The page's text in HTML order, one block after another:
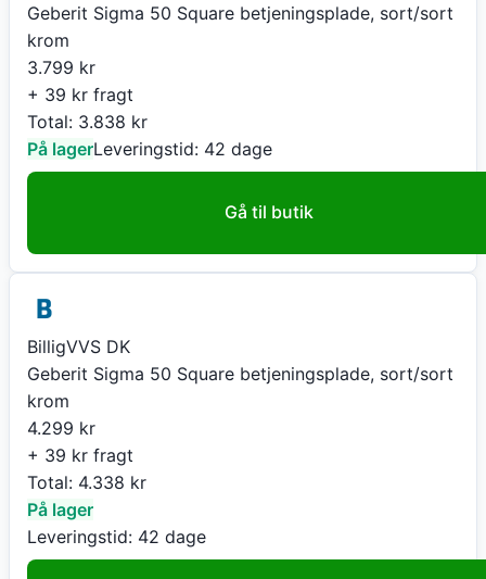
Geberit Sigma 50 Square betjeningsplade, sort/sort
krom
3.799 kr
+ 39 kr fragt
Total: 3.838 kr
På lagerLeveringstid: 42 dage
Gå til butik
BilligVVS DK
Geberit Sigma 50 Square betjeningsplade, sort/sort
krom
4.299 kr
+ 39 kr fragt
Total: 4.338 kr
På lager
Leveringstid: 42 dage